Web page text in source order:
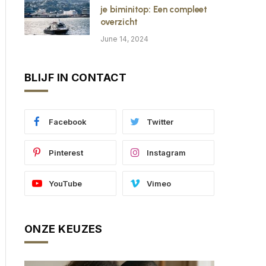
je biminitop: Een compleet
overzicht
June 14, 2024
BLIJF IN CONTACT
Facebook Twitter
Pinterest Instagram
YouTube Vimeo
ONZE KEUZES